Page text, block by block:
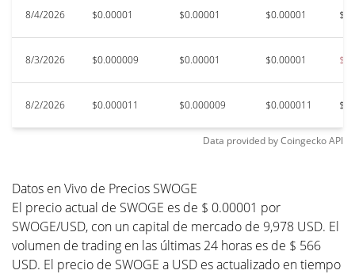
8/4/2026 $0.00001 $0.00001 $0.00001
8/3/2026 $0.000009 $0.00001 $0.00001
8/2/2026 $0.000011 $0.000009 $0.000011
Data provided byCoingeckoAPI
Datos en Vivo de Precios SWOGE
El precio actual de SWOGE es de $ 0.00001 por
SWOGE/USD, con un capital de mercado de 9,978 USD. El
volumen de trading en las últimas 24 horas es de $ 566
USD. El precio de SWOGE a USD es actualizado en tiempo